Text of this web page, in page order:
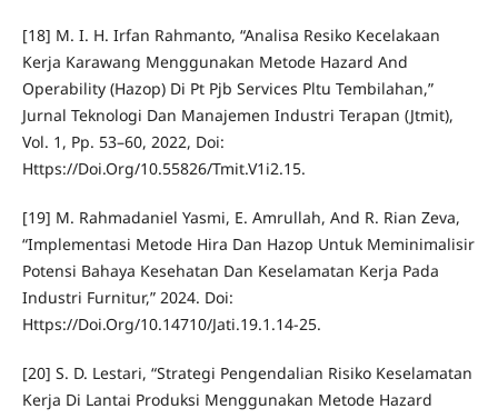
[18] M. I. H. Irfan Rahmanto, “Analisa Resiko Kecelakaan
Kerja Karawang Menggunakan Metode Hazard And
Operability (Hazop) Di Pt Pjb Services Pltu Tembilahan,”
Jurnal Teknologi Dan Manajemen Industri Terapan (Jtmit),
Vol. 1, Pp. 53–60, 2022, Doi:
Https://Doi.Org/10.55826/Tmit.V1i2.15.
[19] M. Rahmadaniel Yasmi, E. Amrullah, And R. Rian Zeva,
“Implementasi Metode Hira Dan Hazop Untuk Meminimalisir
Potensi Bahaya Kesehatan Dan Keselamatan Kerja Pada
Industri Furnitur,” 2024. Doi:
Https://Doi.Org/10.14710/Jati.19.1.14-25.
[20] S. D. Lestari, “Strategi Pengendalian Risiko Keselamatan
Kerja Di Lantai Produksi Menggunakan Metode Hazard